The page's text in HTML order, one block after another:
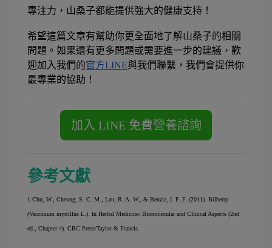
專注力，山桑子都能提供強大的健康支持！
希望這篇文章有幫助你更全面地了解山桑子的相關
問題。如果還有更多問題或需要進一步的建議，歡
迎加入我們的官方LINE與我們聯繫，我們會提供你
最專業的協助！
參考文獻
1.Chu, W., Cheung, S. C. M., Lau, R. A. W., & Benzie, I. F. F. (2011). Bilberry
(Vaccinium myrtillus L.). In Herbal Medicine: Biomolecular and Clinical Aspects (2nd
ed., Chapter 4). CRC Press/Taylor & Francis.